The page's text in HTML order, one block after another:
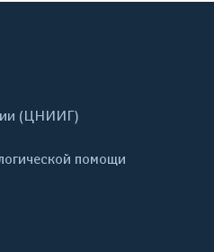
(ЦНИИГ)
помощи